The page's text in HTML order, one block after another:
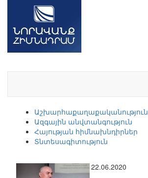
Աշխարհաքաղաքականություն
Ազգային անվտանգություն
Հայության հիմնախնդիրներ
Տնտեսագիտություն
22.06.2020